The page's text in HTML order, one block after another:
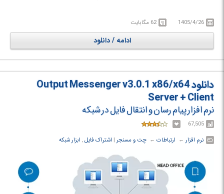
سیستم عامل در حال اجرا، تاریخ و زمان فعلی، آپ تایم و طیف گسترده ای از
اطلاعات دیگر. ادمین ها می توانند عملیاتی همچون ارسال پیام به دستگاه های
شبکه، خاموش کردن یا ... را با کمک این نرم افزار و از راه دور انجام دهند.
1405/4/26 62 مگابایت
ادامه / دانلود
دانلود Output Messenger v3.0.1 x86/x64
Server + Client
نرم افزار پیام رسان و انتقال فایل در شبکه
67,505
نرم افزار ← ‏ ارتباطات ← ‏ چت و مسنجر ‏| اشتراک فایل, ابزار شبکه